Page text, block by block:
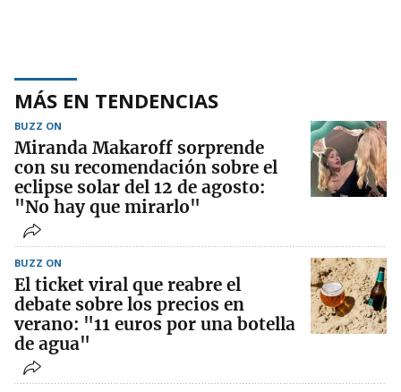
MÁS EN TENDENCIAS
BUZZ ON
Miranda Makaroff sorprende
con su recomendación sobre el
eclipse solar del 12 de agosto:
"No hay que mirarlo"
BUZZ ON
El ticket viral que reabre el
debate sobre los precios en
verano: "11 euros por una botella
de agua"